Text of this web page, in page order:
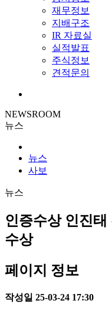
재무정보
지배구조
IR 자료실
실적발표
주식정보
견적문의
NEWSROOM
뉴스
뉴스
사보
뉴스
인증수상 인진태
수상
페이지 정보
작성일 25-03-24 17:30